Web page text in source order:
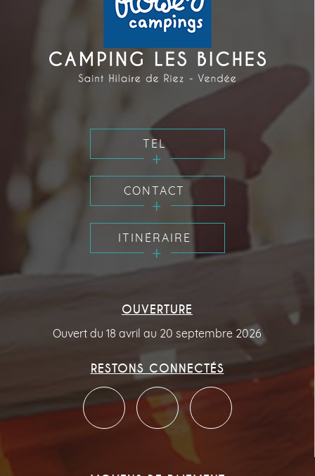
TEL
CONTACT
ITINÉRAIRE
OUVERTURE
Ouvert du 18 avril au 20 septembre 2026
RESTONS CONNECTÉS